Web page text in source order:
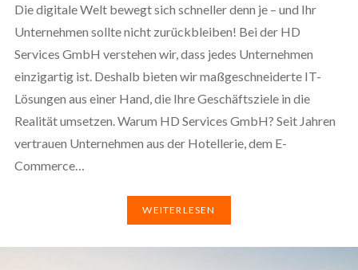
Die digitale Welt bewegt sich schneller denn je – und Ihr
Unternehmen sollte nicht zurückbleiben! Bei der HD
Services GmbH verstehen wir, dass jedes Unternehmen
einzigartig ist. Deshalb bieten wir maßgeschneiderte IT-
Lösungen aus einer Hand, die Ihre Geschäftsziele in die
Realität umsetzen. Warum HD Services GmbH? Seit Jahren
vertrauen Unternehmen aus der Hotellerie, dem E-
Commerce…
WEITERLESEN